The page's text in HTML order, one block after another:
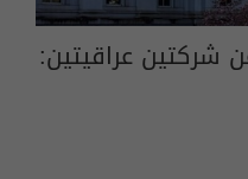
شركتين عراقيتين: